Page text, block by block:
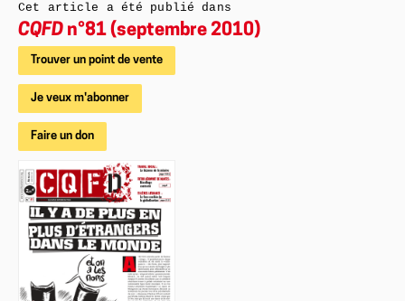
Cet article a été publié dans
CQFD n°81 (septembre 2010)
Trouver un point de vente
Je veux m'abonner
Faire un don